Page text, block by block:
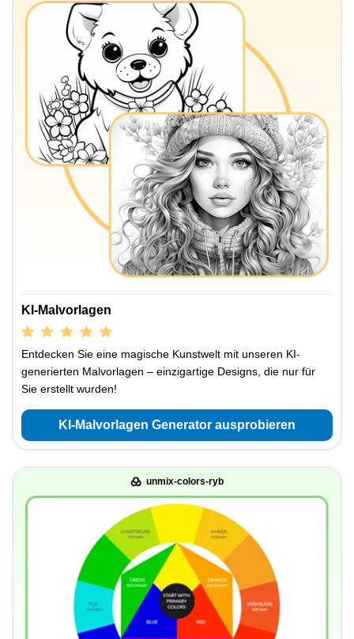
KI-Malvorlagen
Entdecken Sie eine magische Kunstwelt mit unseren KI-
generierten Malvorlagen – einzigartige Designs, die nur für
Sie erstellt wurden!
KI-Malvorlagen Generator ausprobieren
unmix-colors-ryb